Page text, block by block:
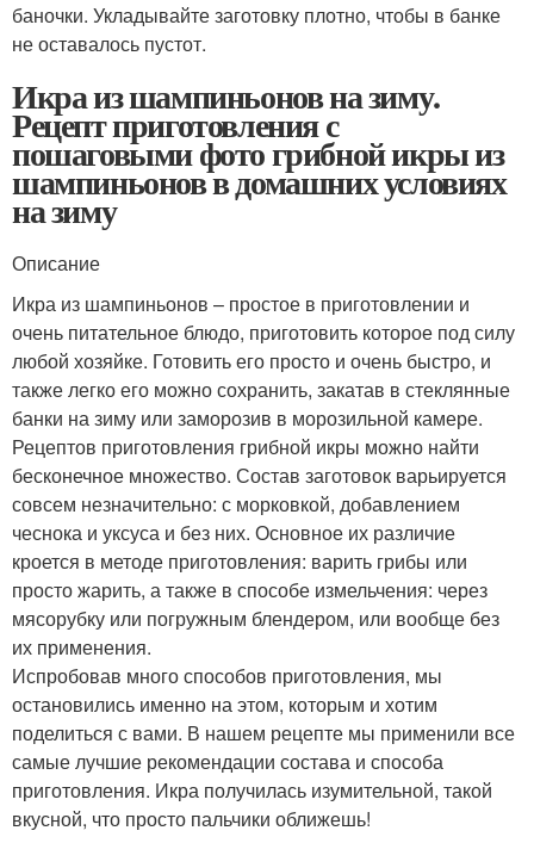
баночки. Укладывайте заготовку плотно, чтобы в банке
не оставалось пустот.
Икра из шампиньонов на зиму.
Рецепт приготовления с
пошаговыми фото грибной икры из
шампиньонов в домашних условиях
на зиму
Описание
Икра из шампиньонов – простое в приготовлении и
очень питательное блюдо, приготовить которое под силу
любой хозяйке. Готовить его просто и очень быстро, и
также легко его можно сохранить, закатав в стеклянные
банки на зиму или заморозив в морозильной камере.
Рецептов приготовления грибной икры можно найти
бесконечное множество. Состав заготовок варьируется
совсем незначительно: с морковкой, добавлением
чеснока и уксуса и без них. Основное их различие
кроется в методе приготовления: варить грибы или
просто жарить, а также в способе измельчения: через
мясорубку или погружным блендером, или вообще без
их применения.
Испробовав много способов приготовления, мы
остановились именно на этом, которым и хотим
поделиться с вами. В нашем рецепте мы применили все
самые лучшие рекомендации состава и способа
приготовления. Икра получилась изумительной, такой
вкусной, что просто пальчики оближешь!